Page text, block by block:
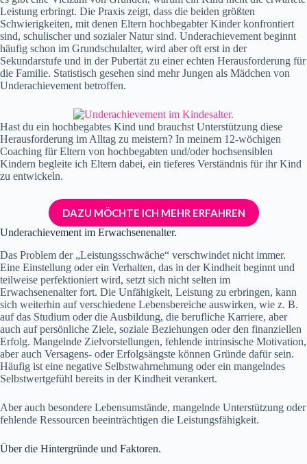
Leistung erbringt. Die Praxis zeigt, dass die beiden größten
Schwierigkeiten, mit denen Eltern hochbegabter Kinder konfrontiert
sind, schulischer und sozialer Natur sind. Underachievement beginnt
häufig schon im Grundschulalter, wird aber oft erst in der
Sekundarstufe und in der Pubertät zu einer echten Herausforderung für
die Familie. Statistisch gesehen sind mehr Jungen als Mädchen von
Underachievement betroffen.
Hast du ein hochbegabtes Kind und brauchst Unterstützung diese
Herausforderung im Alltag zu meistern? In meinem 12-wöchigen
Coaching für Eltern von hochbegabten und/oder hochsensiblen
Kindern begleite ich Eltern dabei, ein tieferes Verständnis für ihr Kind
zu entwickeln.
DAZU MÖCHTE ICH MEHR ERFAHREN
Underachievement im Erwachsenenalter.
Das Problem der „Leistungsschwäche“ verschwindet nicht immer.
Eine Einstellung oder ein Verhalten, das in der Kindheit beginnt und
teilweise perfektioniert wird, setzt sich nicht selten im
Erwachsenenalter fort. Die Unfähigkeit, Leistung zu erbringen, kann
sich weiterhin auf verschiedene Lebensbereiche auswirken, wie z. B.
auf das Studium oder die Ausbildung, die berufliche Karriere, aber
auch auf persönliche Ziele, soziale Beziehungen oder den finanziellen
Erfolg. Mangelnde Zielvorstellungen, fehlende intrinsische Motivation,
aber auch Versagens- oder Erfolgsängste können Gründe dafür sein.
Häufig ist eine negative Selbstwahrnehmung oder ein mangelndes
Selbstwertgefühl bereits in der Kindheit verankert.
Aber auch besondere Lebensumstände, mangelnde Unterstützung oder
fehlende Ressourcen beeinträchtigen die Leistungsfähigkeit.
Über die Hintergründe und Faktoren.